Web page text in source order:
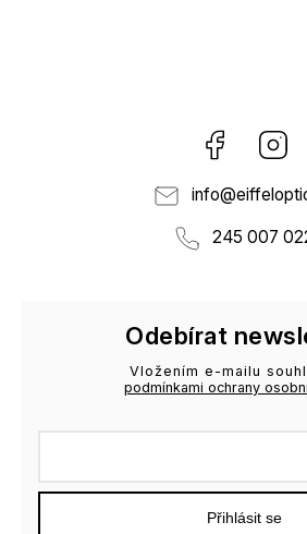
Facebook
info@
245 007
Odebírat
Vložením e-mailu
podmínkami ochrany
Přihlásit se